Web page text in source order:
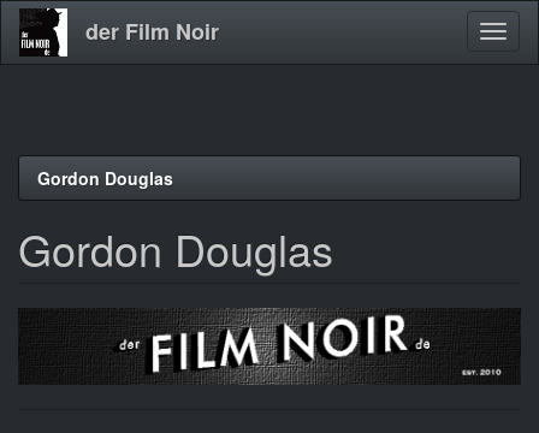
Direkt
der Film Noir
Gordon Douglas
Gordon Douglas